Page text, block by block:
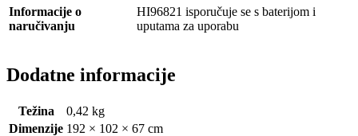
Informacije o
naručivanju
HI96821 isporučuje se s baterijom i
uputama za uporabu
Dodatne informacije
Težina
0,42 kg
Dimenzije 192 × 102 × 67 cm